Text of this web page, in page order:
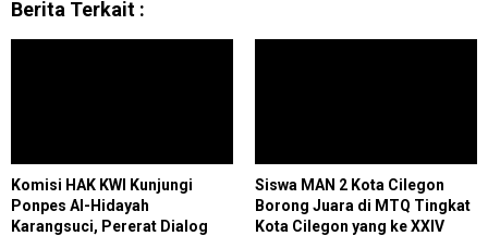
Berita Terkait :
Komisi HAK KWI Kunjungi
Ponpes Al-Hidayah
Karangsuci, Pererat Dialog
Siswa MAN 2 Kota Cilegon
Borong Juara di MTQ Tingkat
Kota Cilegon yang ke XXIV